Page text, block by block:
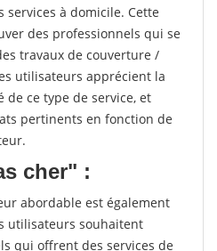
à domicile. Cette
des professionnels qui se
travaux de couverture /
utilisateurs apprécient la
ce type de service, et
pertinents en fonction de
cher" :
abordable est également
utilisateurs souhaitent
qui offrent des services de